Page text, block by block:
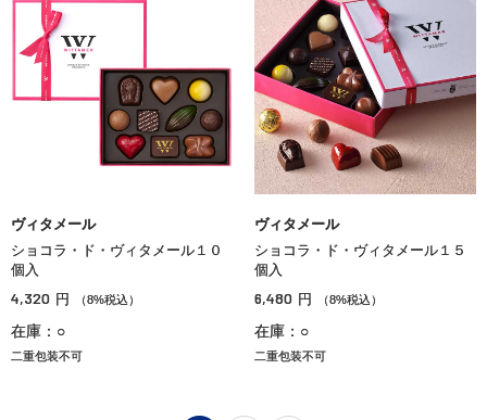
ヴィタメール
ショコラ・ド・ヴィタメール１０
個入
4,320 円 （8%税込）
在庫：○
二重包装不可
ヴィタメール
ショコラ・ド・ヴィタメール１５
個入
6,480 円 （8%税込）
在庫：○
二重包装不可